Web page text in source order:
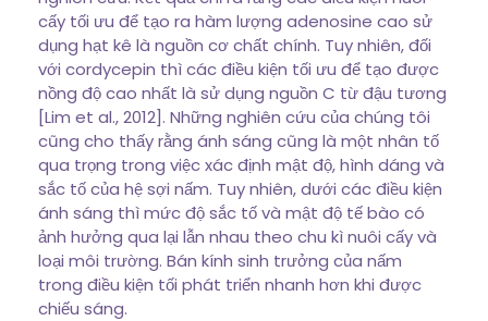
cấy tối ưu để tạo ra hàm lượng adenosine cao sử
dụng hạt kê là nguồn cơ chất chính. Tuy nhiên, đối
với cordycepin thì các điều kiện tối ưu để tạo được
nồng độ cao nhất là sử dụng nguồn C từ đậu tương
[Lim et al., 2012]. Những nghiên cứu của chúng tôi
cũng cho thấy rằng ánh sáng cũng là một nhân tố
qua trọng trong việc xác định mật độ, hình dáng và
sắc tố của hệ sợi nấm. Tuy nhiên, dưới các điều kiện
ánh sáng thì mức độ sắc tố và mật độ tế bào có
ảnh hưởng qua lại lẫn nhau theo chu kì nuôi cấy và
loại môi trường. Bán kính sinh trưởng của nấm
trong điều kiện tối phát triển nhanh hơn khi được
chiếu sáng.